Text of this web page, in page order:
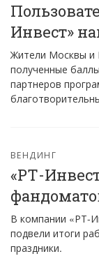
Инвест»
Жители Москвы и
полученные
партнеров
ВЕНДИНГ
«РТ-
В компании «РТ-
подвели итоги
праздники.